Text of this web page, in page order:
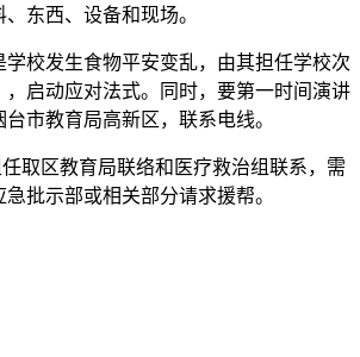
、东西、设备和现场。
发生食物平安变乱，由其担任学校次
，启动应对法式。同时，要第一时间演讲
台市教育局高新区，联系电线。
区教育局联络和医疗救治组联系，需
批示部或相关部分请求援帮。